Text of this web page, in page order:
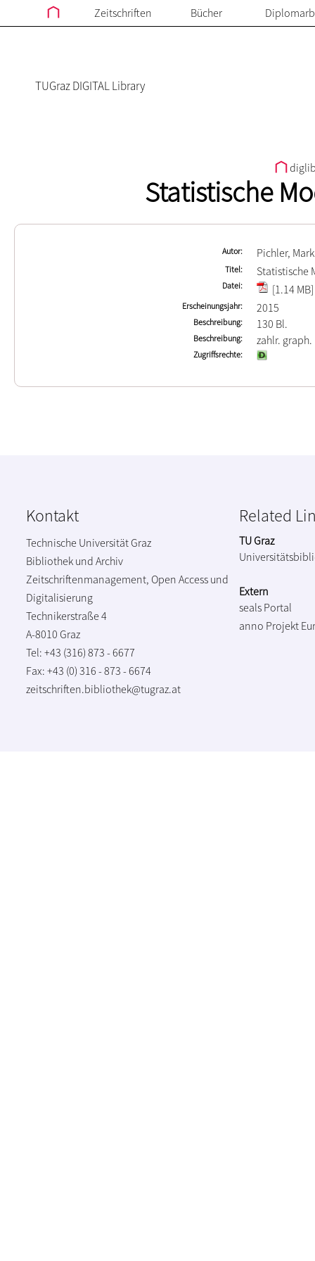
Zeitschriften Bücher
TUGraz DIGITAL Library
Statistische
Autor Pichler,
Titel Statistische
Datei [1.14 MB]
Erscheinungsjahr 2015
Beschreibung 130 Bl.
Beschreibung zahlr. graph.
Zugriffsrechte
Kontakt
Technische Universität Graz
Bibliothek und Archiv
Zeitschriftenmanagement, Open Access und
Digitalisierung
Technikerstraße 4
A-8010 Graz
Tel: +43 (316) 873 - 6677
Fax: +43 (0) 316 - 873 - 6674
zeitschriften.bibliothek@tugraz.at
Related
TU Graz
Extern
seals Portal
anno Projekt